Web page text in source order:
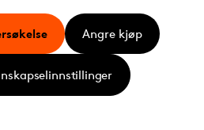
Angre kjøp